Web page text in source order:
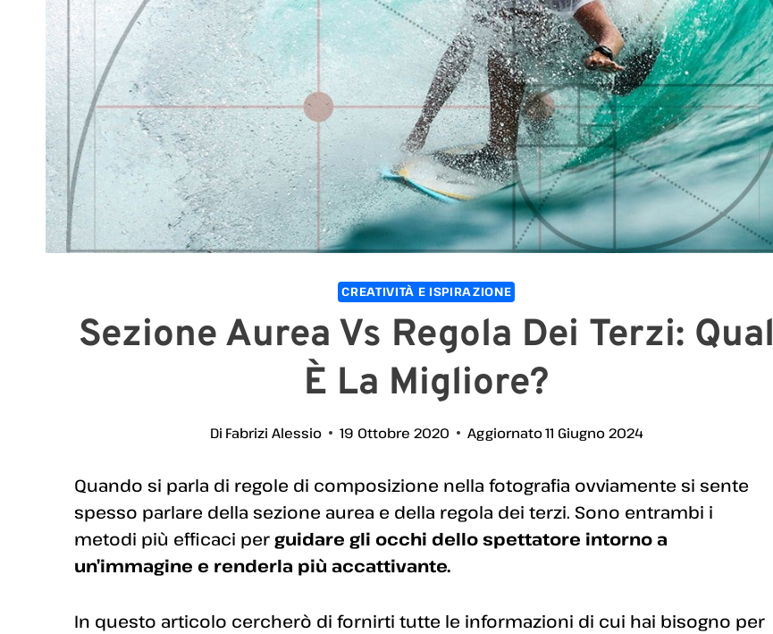
CREATIVITÀ E ISPIRAZIONE
Sezione Aurea Vs Regola Dei Terzi: Qual
È La Migliore?
Di Fabrizi Alessio 19 Ottobre 2020 Aggiornato11 Giugno 2024
Quando si parla di regole di composizione nella fotografia ovviamente si sente
spesso parlare della sezione aurea e della regola dei terzi. Sono entrambi i
metodi più efficaci per guidare gli occhi dello spettatore intorno a
un’immagine e renderla più accattivante.
In questo articolo cercherò di fornirti tutte le informazioni di cui hai bisogno per